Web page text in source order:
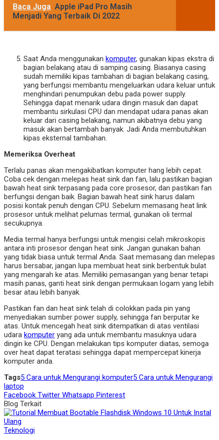
Baca Juga Apple iPad Pro Masih
Menjadi Yang Terbaik Di 2022
Saat Anda menggunakan komputer, gunakan kipas ekstra di
bagian belakang atau di samping casing. Biasanya casing
sudah memiliki kipas tambahan di bagian belakang casing,
yang berfungsi membantu mengeluarkan udara keluar untuk
menghindari penumpukan debu pada power supply.
Sehingga dapat menarik udara dingin masuk dan dapat
membantu sirkulasi CPU dan mendapat udara panas akan
keluar dari casing belakang, namun akibatnya debu yang
masuk akan bertambah banyak. Jadi Anda membutuhkan
kipas eksternal tambahan.
Memeriksa Overheat
Terlalu panas akan mengakibatkan komputer hang lebih cepat.
Coba cek dengan melepas heat sink dan fan, lalu pastikan bagian
bawah heat sink terpasang pada core prosesor, dan pastikan fan
berfungsi dengan baik. Bagian bawah heat sink harus dalam
posisi kontak penuh dengan CPU. Sebelum memasang heat link
prosesor untuk melihat pelumas termal, gunakan oli termal
secukupnya.
Media termal hanya berfungsi untuk mengisi celah mikroskopis
antara inti prosesor dengan heat sink. Jangan gunakan bahan
yang tidak biasa untuk termal Anda. Saat memasang dan melepas
harus bersabar, jangan lupa membuat heat sink berbentuk bulat
yang mengarah ke atas. Memiliki pemasangan yang benar tetapi
masih panas, ganti heat sink dengan permukaan logam yang lebih
besar atau lebih banyak.
Pastikan fan dan heat sink telah di colokkan pada pin yang
menyediakan sumber power supply, sehingga fan berputar ke
atas. Untuk mencegah heat sink ditempatkan di atas ventilasi
udara komputer yang ada untuk membantu masuknya udara
dingin ke CPU. Dengan melakukan tips komputer diatas, semoga
over heat dapat teratasi sehingga dapat mempercepat kinerja
komputer anda.
Tags5 Cara untuk Mengurangi komputer5 Cara untuk Mengurangi
laptop
Facebook Twitter Whatsapp Pinterest
Blog Terkait
Teknologi